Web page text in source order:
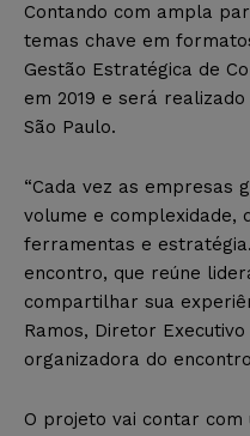
Contando com ampla
temas chave em
Gestão Estratégica de
em 2019 e será
São Paulo.
“Cada vez as empresas
volume e complexidade,
ferramentas e
encontro, que reúne
compartilhar sua
Ramos, Diretor
organizadora do
O projeto vai contar